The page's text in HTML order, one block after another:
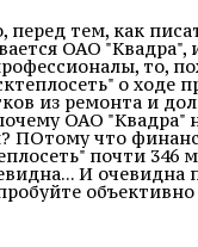
тем, как
ОАО "Квадра",
то,
о ходе
из ремонта и
ОАО "Квадра"
ПОтому что
почти
И